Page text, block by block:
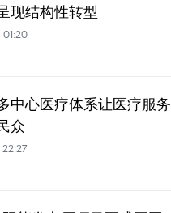
现结构性转型
中心医疗体系让医疗服务
众